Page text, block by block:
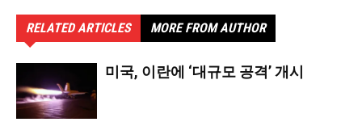
RELATED ARTICLES MORE FROM AUTHOR
미국, 이란에 ‘대규모 공격’ 개시